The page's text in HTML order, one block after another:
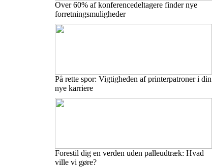
Over 60% af konferencedeltagere finder nye
forretningsmuligheder
På rette spor: Vigtigheden af printerpatroner i din
nye karriere
Forestil dig en verden uden palleudtræk: Hvad
ville vi gøre?